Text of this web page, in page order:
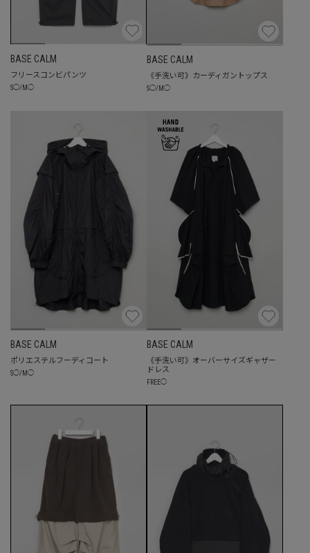
BASE CALM
フリースコンビパンツ
S◯/ M ◯
BASE CALM
《手洗い可》カーディガントップス
S◯/ M ◯
BASE CALM
ポリエステルフーディコート
S◯/ M ◯
BASE CALM
《手洗い可》オーバーサイズギャザー
ドレス
FREE◯